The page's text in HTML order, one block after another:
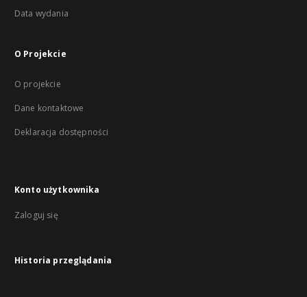
Data wydania
O Projekcie
O projekcie
Dane kontaktowe
Deklaracja dostępności
Konto użytkownika
Zaloguj się
Historia przeglądania